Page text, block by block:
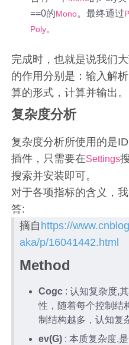
==0的Mono。最终通过
Poly。
完成时，也就是说我们
的作用分别是：输入解
算的形式，计算并输出。
复杂度分析
复杂度分析所使用的是
插件，只需要在Settings
搜索并安装即可。
对于各项指标的含义，
答:
摘自 https://
aka/p/16041442.html
Method
Cogc : 认知复杂度,
性，随着每个控制结
制结构越多，认知复
ev(G) : 本质复杂度,